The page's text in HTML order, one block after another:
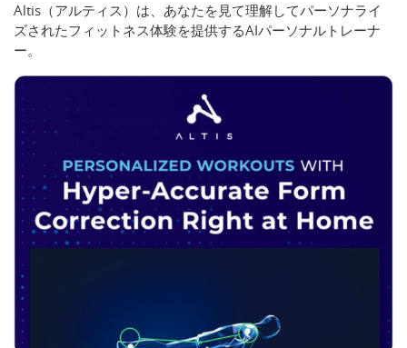
Altis（アルティス）は、あなたを見て理解してパーソナライ
ズされたフィットネス体験を提供するAIパーソナルトレーナ
ー。